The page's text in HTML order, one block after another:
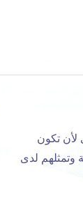
لأن تكون
وتمثلهم لدى